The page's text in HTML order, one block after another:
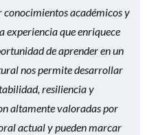
académicos y
experiencia que enriquece
de aprender en un
nos permite desarrollar
resiliencia y
altamente valoradas por
actual y pueden marcar